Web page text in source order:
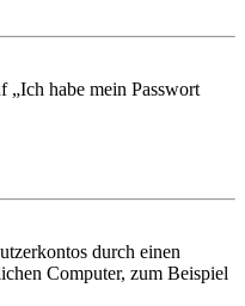
„Ich habe mein Passwort
durch einen
Computer, zum Beispiel